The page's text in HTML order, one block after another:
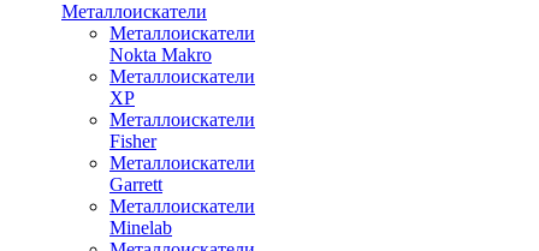
Металлоискатели
Металлоискатели
Nokta Makro
Металлоискатели
XP
Металлоискатели
Fisher
Металлоискатели
Garrett
Металлоискатели
Minelab